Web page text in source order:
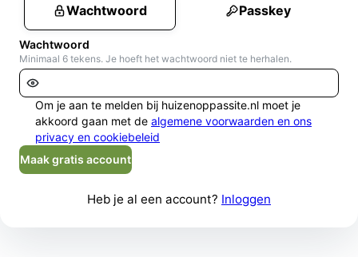
Wachtwoord Passkey
Wachtwoord
Minimaal 6 tekens. Je hoeft het wachtwoord niet te herhalen.
Om je aan te melden bij huizenoppassite.nl moet je
akkoord gaan met de algemene voorwaarden en ons
privacy en cookiebeleid
Maak gratis account
Heb je al een account? Inloggen